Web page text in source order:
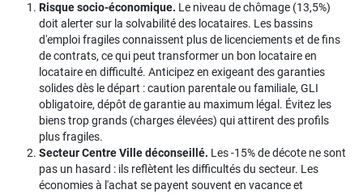
Risque socio-économique. Le niveau de chômage (13,5%)
doit alerter sur la solvabilité des locataires. Les bassins
d'emploi fragiles connaissent plus de licenciements et de fins
de contrats, ce qui peut transformer un bon locataire en
locataire en difficulté. Anticipez en exigeant des garanties
solides dès le départ : caution parentale ou familiale, GLI
obligatoire, dépôt de garantie au maximum légal. Évitez les
biens trop grands (charges élevées) qui attirent des profils
plus fragiles.
Secteur Centre Ville déconseillé. Les -15% de décote ne sont
pas un hasard : ils reflètent les difficultés du secteur. Les
économies à l'achat se payent souvent en vacance et